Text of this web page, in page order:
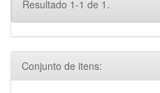
Resultado 1-1 de 1.
Conjunto de itens: